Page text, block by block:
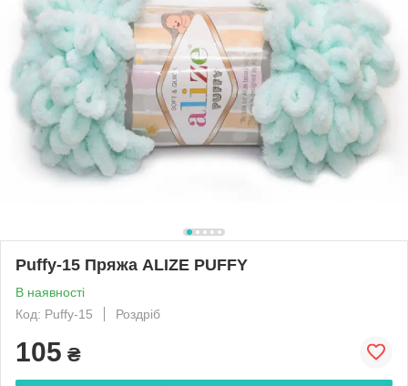
Puffy-15 Пряжа ALIZE PUFFY
В наявності
Код: Puffy-15
Роздріб
105 ₴